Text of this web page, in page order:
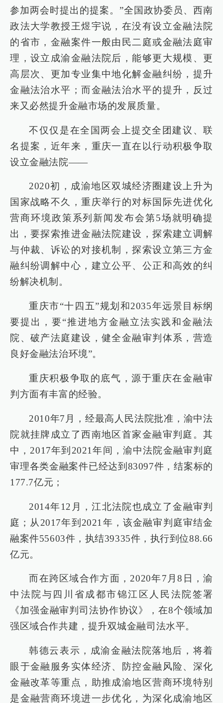
参加两会时提出的提案。”全国政协委员、西南
政法大学教授王煜宇说，在没有设立金融法院
的省市，金融案件一般由民二庭或金融法庭审
理，设立成渝金融法院后，能够更大规模、更
高层次、更加专业集中地化解金融纠纷，提升
金融法治水平；而金融法治水平的提升，反过
来又必然提升金融市场的发展质量。
不仅仅是在全国两会上提交全团建议、联
名提案，近年来，重庆一直在以行动积极争取
设立金融法院——
2020初，成渝地区双城经济圈建设上升为
国家战略不久，重庆举行的对标国际先进优化
营商环境政策系列新闻发布会第5场就明确提
出，要探索推进金融法院建设，探索建立调解
与仲裁、诉讼的对接机制，探索设立第三方金
融纠纷调解中心，建立公平、公正和高效的纠
纷解决机制。
重庆市“十四五”规划和2035年远景目标纲
要提出，要“推进地方金融立法实践和金融法
院、破产法庭建设，健全金融审判体系，营造
良好金融法治环境”。
重庆积极争取的底气，源于重庆在金融审
判方面有丰富的经验。
2010年7月，经最高人民法院批准，渝中法
院就挂牌成立了西南地区首家金融审判庭。其
中，2017年到2021年间，渝中法院金融审判庭
审理各类金融案件已经达到83097件，结案标的
177.7亿元；
2014年12月，江北法院也成立了金融审判
庭；从2017年到2021年，该金融审判庭审结金
融案件55603件，执结39335件，执行到位88.66
亿元。
而在跨区域合作方面，2020年7月8日，渝
中法院与四川省成都市锦江区人民法院签署
《加强金融审判司法协作协议》，在8个领域加
强区域合作共建，提升双城金融司法水平。
韩德云表示，成渝金融法院落地后，将着
眼于金融服务实体经济、防控金融风险、深化
金融改革等重点，助推成渝地区营商环境特别
是金融营商环境进一步优化，为深化成渝地区